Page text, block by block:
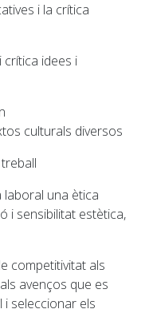
i la crítica
idees i
culturals diversos
laboral una ètica
i sensibilitat estètica,
competitivitat als
avenços que es
i seleccionar els